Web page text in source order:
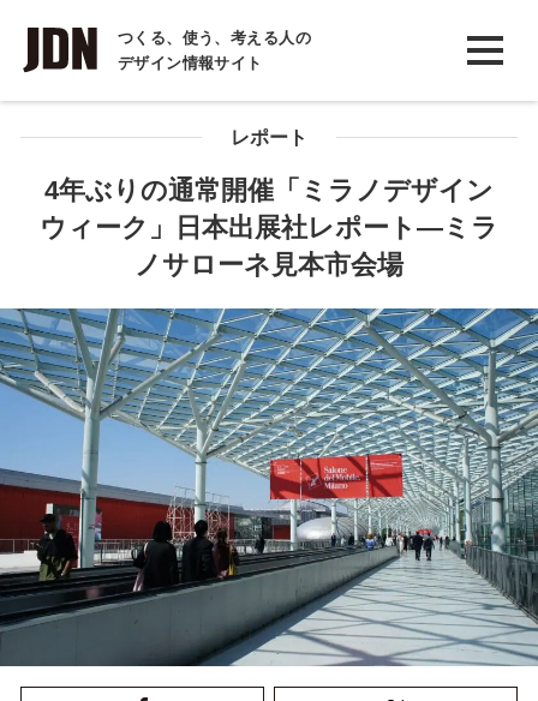
つくる、使う、考える人の
デザイン情報サイト
INTERVIEW
インタビュー
REPORT
COLUMN
レポート
4年ぶりの通常開催「ミラノデザイン
ウィーク」日本出展社レポート―ミラ
ノサローネ見本市会場